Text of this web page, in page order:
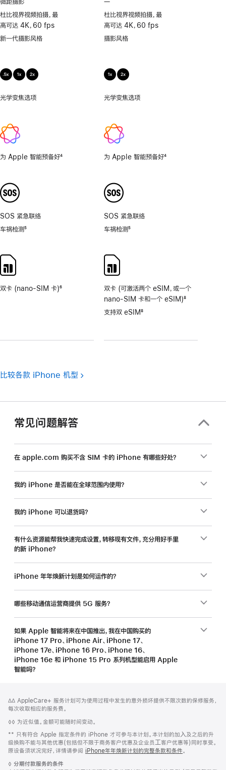
微距摄影
杜比视界视频拍摄，最
高可达 4K，60 fps
新一代摄影风格
光学变焦选项
为 Apple 智能预备好4
SOS 紧急联络
车祸检测5
双卡 (nano-SIM 卡)6
—
支
持
杜比视界视频拍摄，最
高可达 4K，60 fps
摄影风格
光学变焦选项
为 Apple 智能预备好4
SOS 紧急联络
车祸检测5
双卡 (可激活两个 eSIM，或一个
nano-SIM 卡和一个 eSIM)
脚
8
支持双 eSIM8
比较各款 iPhone 机型
常见问题解答
在 apple.com 购买不含 SIM 卡的 iPhone 有哪些好处？
我的 iPhone 是否能在全球范围内使用？
我的 iPhone 可以退货吗？
有什么资源能帮我快速完成设置，转移现有文件，充分用好手里
的新 iPhone？
iPhone 年年焕新计划是如何运作的？
哪些移动通信运营商提供 5G 服务？
如果 Apple 智能将来在中国推出，我在中国购买的
iPhone 17 Pro、iPhone Air、iPhone 17、
iPhone 17e、iPhone 16 Pro、iPhone 16、
iPhone 16e 和 iPhone 15 Pro 系列机型能启用 Apple
智能吗？
页
页
脚
注
脚
注
∆∆ AppleCare+ 服务计划可为使用过程中发生的意外损坏提供不限次数的保修服务，
每次收取相应的服务费。
脚
◊◊ 为近似值。金额可能随时间变动。
脚
注
** 只有符合 Apple 指定条件的 iPhone 才可参与本计划。本计划的加⼊及之后的升
级换购不能与其他优惠(包括但不限于商务客户优惠及企业员⼯客户优惠等)同时享受。
原设备须状况完好，详情请参阅 iPhone年年焕新计划的完整条款和条件。
脚
◊ 分期付款服务的条件